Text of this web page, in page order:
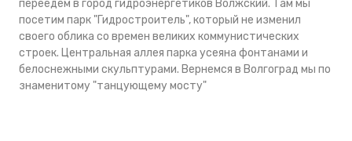
переедем в город гидроэнергетиков Волжский. Там мы
посетим парк "Гидростроитель", который не изменил
своего облика со времен великих коммунистических
строек. Центральная аллея парка усеяна фонтанами и
белоснежными скульптурами. Вернемся в Волгоград мы по
знаменитому "танцующему мосту"